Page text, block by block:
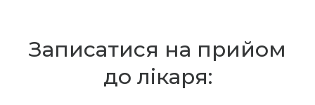
Записатися на прийом
до лікаря: